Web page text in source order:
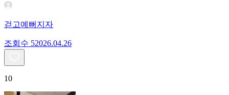
걷고예뻐지자
조회수 52026.04.26
10